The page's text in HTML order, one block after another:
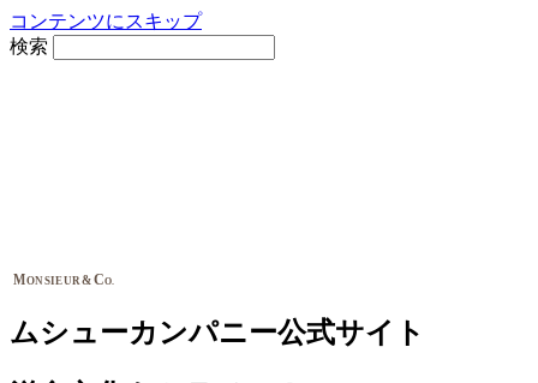
コンテンツにスキップ
検索
MONSIEUR&CO.
ムシューカンパニー公式サイト